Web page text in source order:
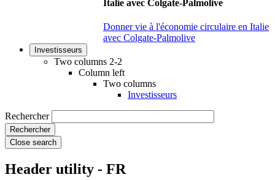
Italie avec Colgate-Palmolive
Donner vie à l'économie circulaire en Italie
avec Colgate-Palmolive
Investisseurs
Two columns 2-2
Column left
Two columns
Investisseurs
Rechercher
Close search
Header utility - FR